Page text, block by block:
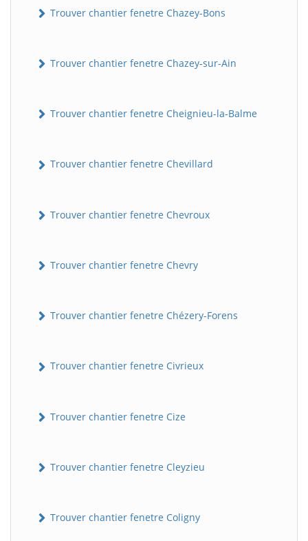
Trouver chantier fenetre Chazey-Bons
Trouver chantier fenetre Chazey-sur-Ain
Trouver chantier fenetre Cheignieu-la-Balme
Trouver chantier fenetre Chevillard
Trouver chantier fenetre Chevroux
Trouver chantier fenetre Chevry
Trouver chantier fenetre Chézery-Forens
Trouver chantier fenetre Civrieux
Trouver chantier fenetre Cize
Trouver chantier fenetre Cleyzieu
Trouver chantier fenetre Coligny